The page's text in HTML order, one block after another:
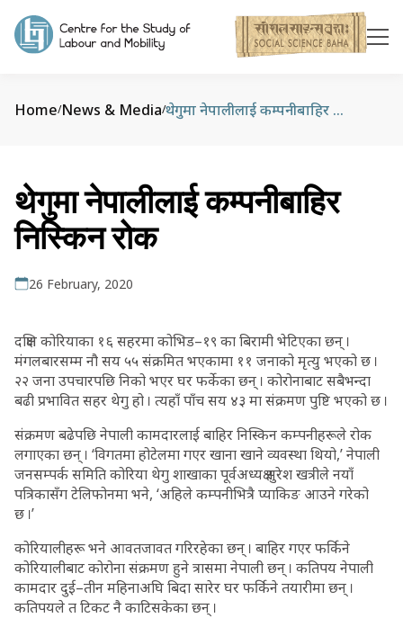
Home/News & Media/ थेगुमा नेपालीलाई कम्पनीबाहिर निस्किन रोक
थेगुमा नेपालीलाई कम्पनीबाहिर
निस्किन रोक
26 February, 2020
दक्षिण कोरियाका १६ सहरमा कोभिड–१९ का बिरामी भेटिएका छन् ।
मंगलबारसम्म नौ सय ५५ संक्रमित भएकामा ११ जनाको मृत्यु भएको छ ।
२२ जना उपचारपछि निको भएर घर फर्केका छन् । कोरोनाबाट सबैभन्दा
बढी प्रभावित सहर थेगु हो । त्यहाँ पाँच सय ४३ मा संक्रमण पुष्टि भएको छ ।
संक्रमण बढेपछि नेपाली कामदारलाई बाहिर निस्किन कम्पनीहरूले रोक
लगाएका छन् । ‘विगतमा होटेलमा गएर खाना खाने व्यवस्था थियो,’ नेपाली
जनसम्पर्क समिति कोरिया थेगु शाखाका पूर्वअध्यक्ष सुरेश खत्रीले नयाँ
पत्रिकासँग टेलिफोनमा भने, ‘अहिले कम्पनीभित्रै प्याकिङ आउने गरेको
छ ।’
कोरियालीहरू भने आवतजावत गरिरहेका छन् । बाहिर गएर फर्किने
कोरियालीबाट कोरोना संक्रमण हुने त्रासमा नेपाली छन् । कतिपय नेपाली
कामदार दुई–तीन महिनाअघि बिदा सारेर घर फर्किने तयारीमा छन् ।
कतिपयले त टिकट नै काटिसकेका छन् ।